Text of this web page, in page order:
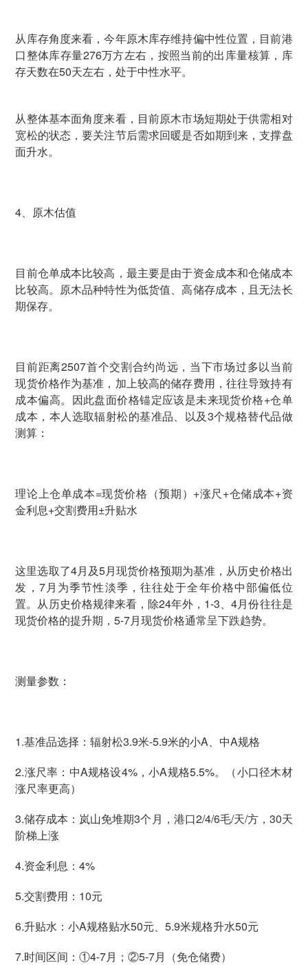
从库存角度来看，今年原木库存维持偏中性位置，目前港
口整体库存量276万方左右，按照当前的出库量核算，库
存天数在50天左右，处于中性水平。
从整体基本面角度来看，目前原木市场短期处于供需相对
宽松的状态，要关注节后需求回暖是否如期到来，支撑盘
面升水。
4、原木估值
目前仓单成本比较高，最主要是由于资金成本和仓储成本
比较高。原木品种特性为低货值、高储存成本，且无法长
期保存。
目前距离2507首个交割合约尚远，当下市场过多以当前
现货价格作为基准，加上较高的储存费用，往往导致持有
成本偏高。因此盘面价格锚定应该是未来现货价格+仓单
成本，本人选取辐射松的基准品、以及3个规格替代品做
测算：
理论上仓单成本=现货价格（预期）+涨尺+仓储成本+资
金利息+交割费用±升贴水
这里选取了4月及5月现货价格预期为基准，从历史价格出
发，7月为季节性淡季，往往处于全年价格中部偏低位
置。从历史价格规律来看，除24年外，1-3、4月份往往是
现货价格的提升期，5-7月现货价格通常呈下跌趋势。
测量参数：
1.基准品选择：辐射松3.9米-5.9米的小A、中A规格
2.涨尺率：中A规格设4%，小A规格5.5%。（小口径木材
涨尺率更高）
3.储存成本：岚山免堆期3个月，港口2/4/6毛/天/方，30天
阶梯上涨
4.资金利息：4%
5.交割费用：10元
6.升贴水：小A规格贴水50元、5.9米规格升水50元
7.时间区间：①4-7月；②5-7月（免仓储费）